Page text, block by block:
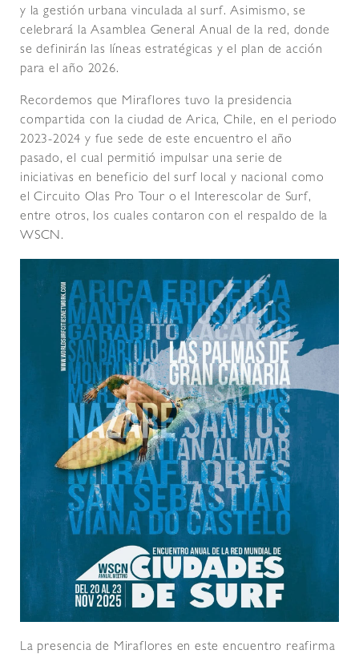
y la gestión urbana vinculada al surf. Asimismo, se
celebrará la Asamblea General Anual de la red, donde
se definirán las líneas estratégicas y el plan de acción
para el año 2026.
Recordemos que Miraflores tuvo la presidencia
compartida con la ciudad de Arica, Chile, en el periodo
2023-2024 y fue sede de este encuentro el año
pasado, el cual permitió impulsar una serie de
iniciativas en beneficio del surf local y nacional como
el Circuito Olas Pro Tour o el Interescolar de Surf,
entre otros, los cuales contaron con el respaldo de la
WSCN.
La presencia de Miraflores en este encuentro reafirma